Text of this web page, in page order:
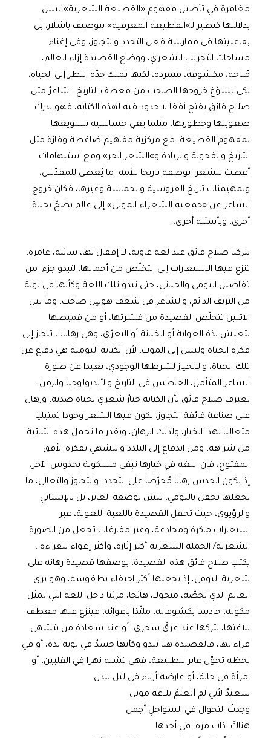
مغامرة في تأصيل مفهوم «القطيعة الشعرية» ليس
بدلالتها كنظير لـ»القطيعة المعرفية» بتوصيف باشلار، بل
بفاعليتها في ممارسة فعل التجدد والتجاوز، وفي إغناء
مساحات التجريب الشعري، ووضع القصيدة إزاء العالم،
مُباحة، مكشوفة، متمردة، لكنها تملك جدّة النظر إلى الحياة،
لكي تسوّغ خروجها الصاخب من معطف التاريخ.. شاعرٌ مثل
صلاح فائق يفتح أفقا لا حدود فيه لهذه الكتابة، فهو يدرك
صعوبتها وخطورتها، مثلما يعي حساسية تسويغها
لمفهوم القطيعة، مع مركزية مفاهيم ضاغطة وقارّة مثل
التاريخ والفحولة والريادة و»الشعر الحر» ومع استيهامات
أعطت للشعر- بوصفه تاريخا للأمة- ما يُعطى للمقدّس،
ولمهيمنات تاريخ الفروسية والحماسة وغيرها، فكان خروج
الشاعر عن «جمعية الشعراء الموتى» إلى عالم يضجّ بحياة
أخرى، وبأسئلة أخرى..
يتركنا صلاح فائق عند لغة غاوية، لا إقفال لها، سائلة، غامرة،
تنزع فيها الاستعارات إلى التخلّص من أحمالها، لتبدو جزءا من
تفاصيل اليومي والحياتي، حتى تبدو تلك اللغة وكأنها في نوبة
من النزيف الدائم، والشاعر في شغف هوسٍ صاخب، وما بين
الاثنين تتخلّص القصيدة من قشرتها، أو من قميصها
لتعيش لذة الغواية أو الخيانة أو التعرّي، وهي رهانات تنحاز إلى
فكرة الحياة وليس إلى الموت، لأن الكتابة اليومية هي دفاع عن
تلك الحياة، والانحياز لشرطها الوجودي، بعيدا عن صورة
الشاعر المتأمل، الغاطس في التاريخ والأيديولوجيا والزمن.
يعترف صلاح فائق بأن الكتابة خيارٌ شعري لحياة ضدية، ورهان
على صناعة فائقة التجاوز، يكون فيها الشعر وجودا تمثيليا
متعاليا لهذا الخيار، ولذلك الرهان، وبقدر ما تحمل هذه الثنائية
من شراهة، ومن اندفاع إلى التلذذ والتشهي بفكرة الأفق
المفتوح، فإن اللغة في خيارها تبقى مسكونة بحدوس الآخر،
إذ يكون الحدس رهانا مُحرّضا على التجدد، والتجاوز والتعالي، ما
يجعلها تحفل باليومي، ليس بوصفه العابر، بل بالإنساني
والرؤيوي، حيث تحفل القصيدة باللعبة اللغوية، عبر
استعارات ماكرة ومخادعة، وعبر مفارقات تجعل من الصورة
الشعرية/ الجملة الشعرية أكثر إثارة، وأكثر إغواء للقراءة..
يكتب صلاح فائق هذه القصيدة، بوصفها قصيدة رهانه على
شعرية اليومي، إذ يجعلها أكثر احتفاء بطقوسه، وهو يرى
العالم الذي يخصّه، متحولا، هائجا، مرئيا داخل اللغة التي تمثل
مكوثه، حادسا بكشوفاته، ملتّذا باغوائه، فينزع عنها معطف
بلاغتها، يتركها عند عريٍّ سحري، أو عند سعادة من يتشهى
قراءاتها، فالقصيدة هنا تبدو وكأنها جسدٌ في نوبة لذة، أو في
لحظة تحوّل عابر للطبيعة، فهي تشبه نهرا في الفلبين، أو
امرأة في حانة، أو عارضة أزياء في ليل لندن.
سعيدٌ لأني لم أتعلمْ بلاغة موتى
وجدتُ التجوال في السواحلِ أجمل
هناكَ، ذات مرة، في أحدها